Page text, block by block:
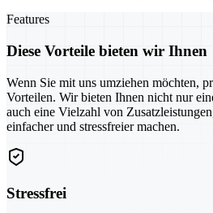
Features
Diese Vorteile bieten wir Ihnen
Wenn Sie mit uns umziehen möchten,
Vorteilen. Wir bieten Ihnen nicht nur
auch eine Vielzahl von
einfacher und stressfreier machen.
Stressfrei